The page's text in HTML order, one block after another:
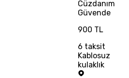
Cüzdanım
Güvende
900 TL
6 taksit
Kablosuz
kulaklık